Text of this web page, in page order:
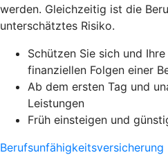
werden. Gleichzeitig ist die
unterschätztes Risiko.
Schützen Sie sich und
finanziellen Folgen einer
Ab dem ersten Tag und
Leistungen
Früh einsteigen und
Berufsunfähigkeitsversicherung